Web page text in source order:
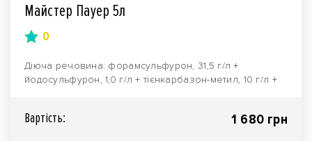
Майстер Пауер 5л
0
Діюча речовина: форамсульфурон, 31,5 г/л +
йодосульфурон, 1,0 г/л + тієнкарбазон-метил, 10 г/л +
Вартiсть: 1 680 грн